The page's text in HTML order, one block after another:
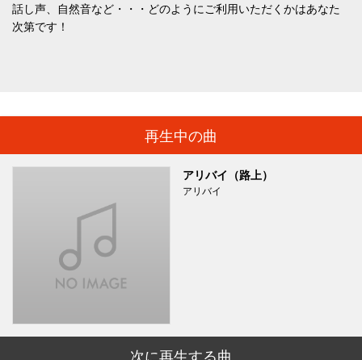
話し声、自然音など・・・どのようにご利用いただくかはあなた
次第です！
再生中の曲
アリバイ（路上）
アリバイ
次に再生する曲